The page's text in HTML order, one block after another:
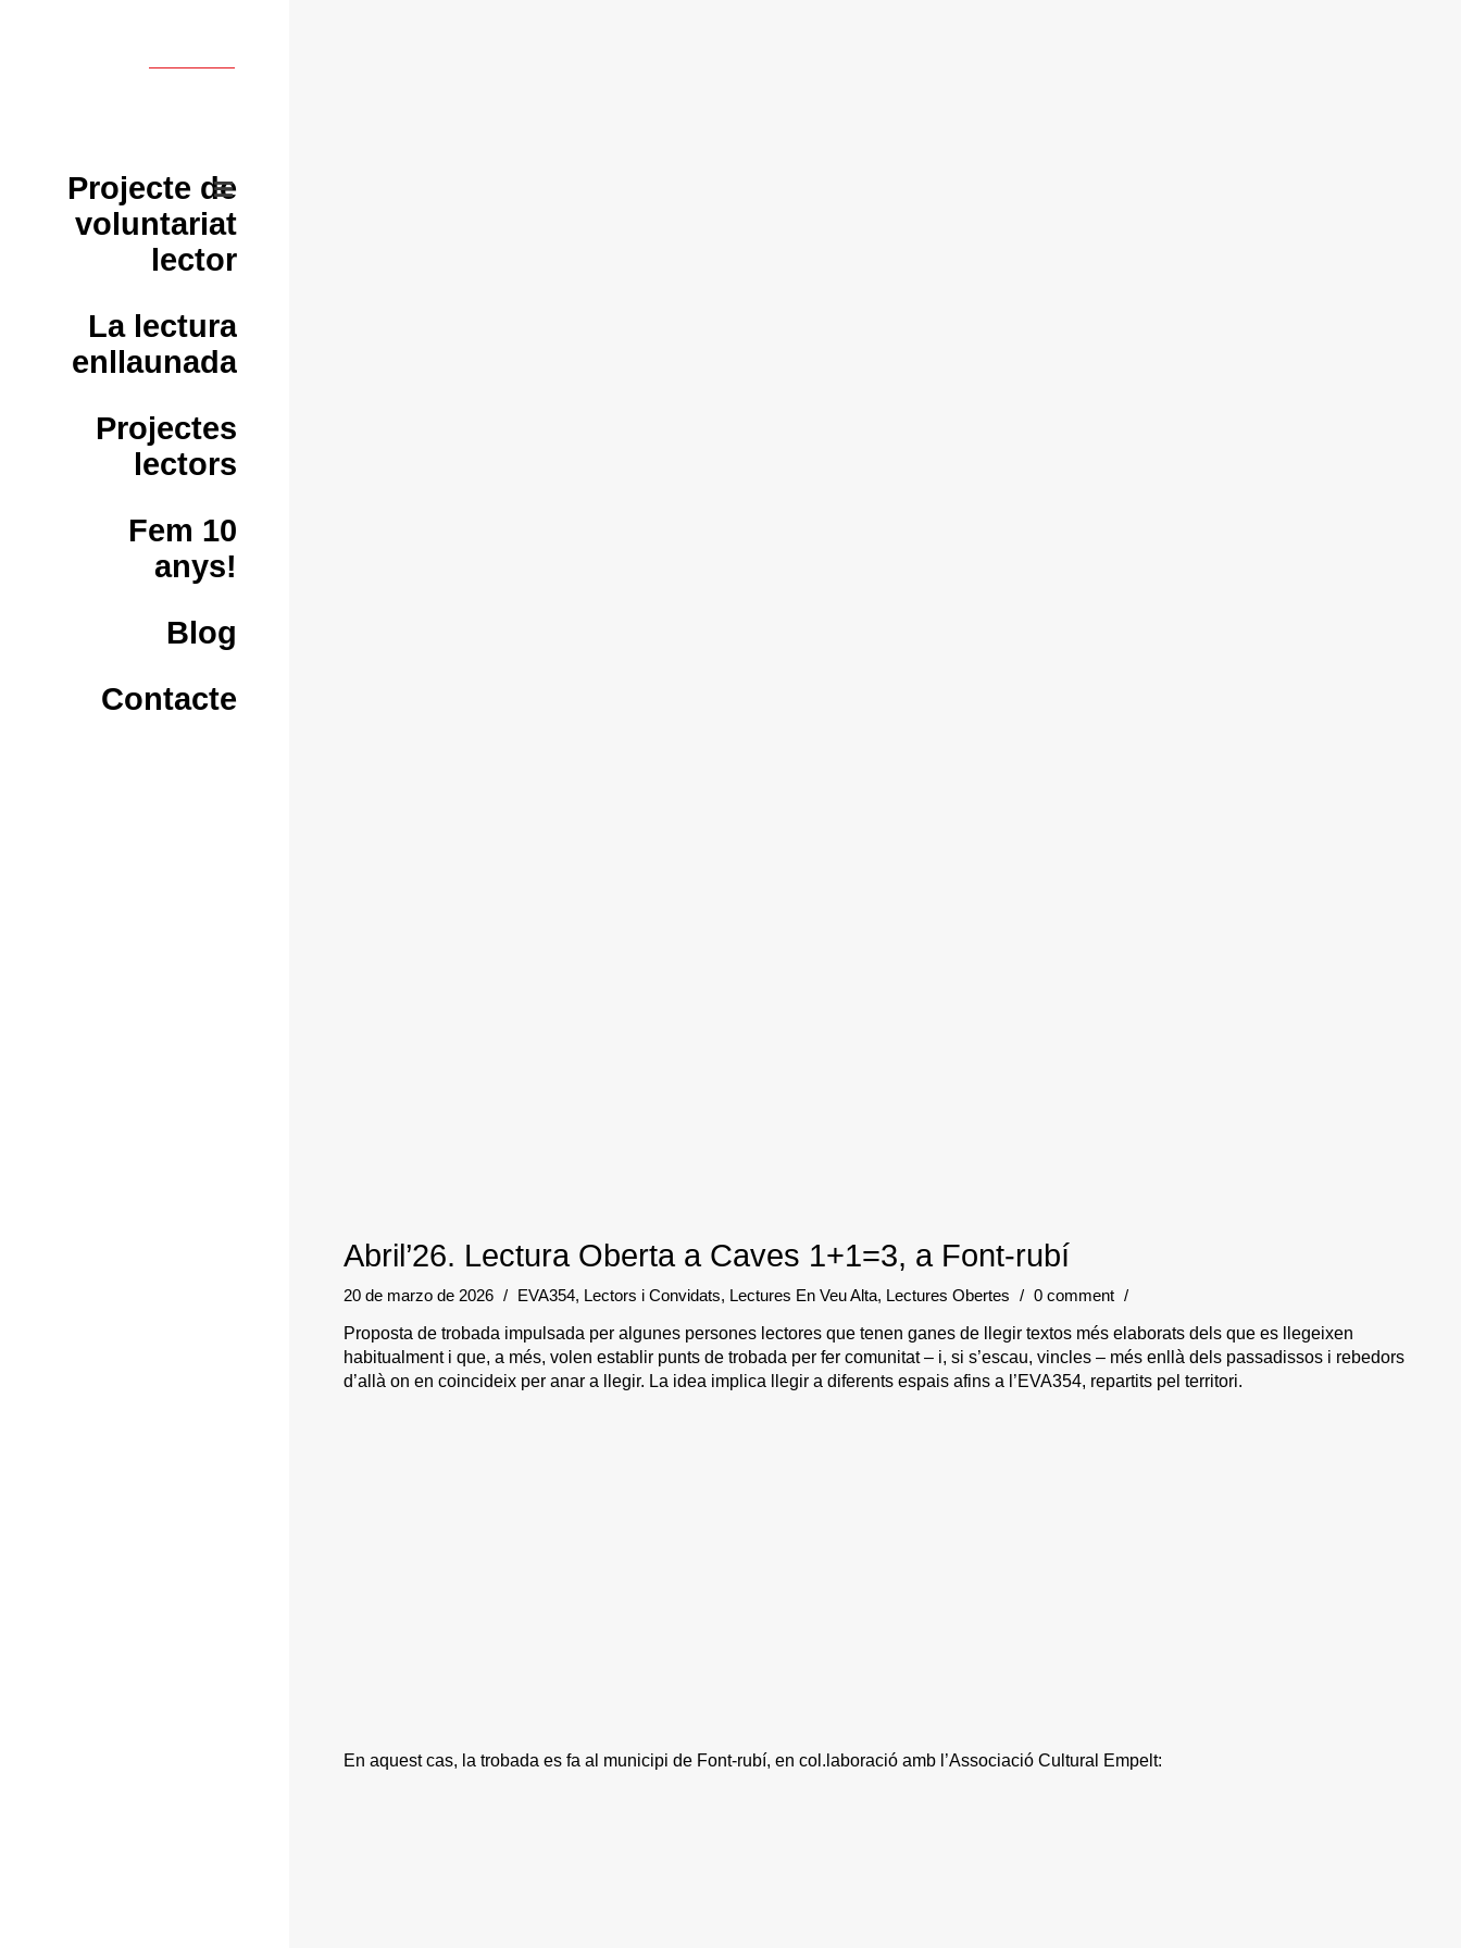
Projecte de
voluntariat
lector
La lectura
enllaunada
Projectes
lectors
Fem 10
anys!
Blog
Contacte
Abril’26. Lectura Oberta a Caves 1+1=3, a Font-rubí
20 de marzo de 2026 / EVA354, Lectors i Convidats, Lectures En Veu Alta, Lectures Obertes / 0 comment /
Proposta de trobada impulsada per algunes persones lectores que tenen ganes de llegir textos més elaborats dels que es llegeixen
habitualment i que, a més, volen establir punts de trobada per fer comunitat – i, si s’escau, vincles – més enllà dels passadissos i rebedors
d’allà on en coincideix per anar a llegir. La idea implica llegir a diferents espais afins a l’EVA354, repartits pel territori.
En aquest cas, la trobada es fa al municipi de Font-rubí, en col.laboració amb l’Associació Cultural Empelt: